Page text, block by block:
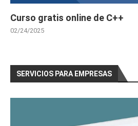
Curso gratis online de C++
02/24/2025
SERVICIOS PARA EMPRESAS